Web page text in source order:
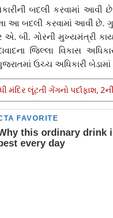
બદલી કરવામાં
આ બદલી કરવામાં આવી છે.
બી. ગોરની મુખ્યમંત્રી
જિલ્લા વિકાસ
ઉચ્ચ અધિકારી
મંદિર લૂંટતી ગેંગનો પર્દાફાશ,